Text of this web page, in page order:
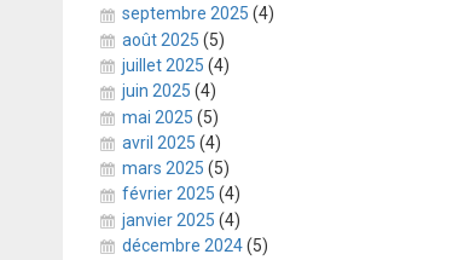
septembre 2025 (4)
août 2025 (5)
juillet 2025 (4)
juin 2025 (4)
mai 2025 (5)
avril 2025 (4)
mars 2025 (5)
février 2025 (4)
janvier 2025 (4)
décembre 2024(5)